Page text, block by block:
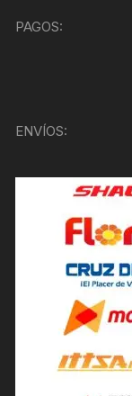
PAGOS:
ENVÍOS: